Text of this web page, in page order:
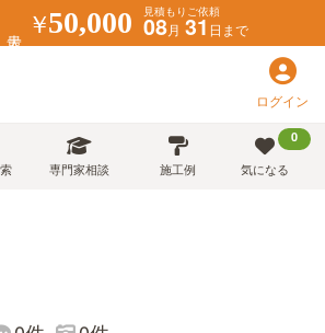
￥50,000 見積もりご依頼
08月 31日まで
ログイン
専門家相談 施工例
0
気になる